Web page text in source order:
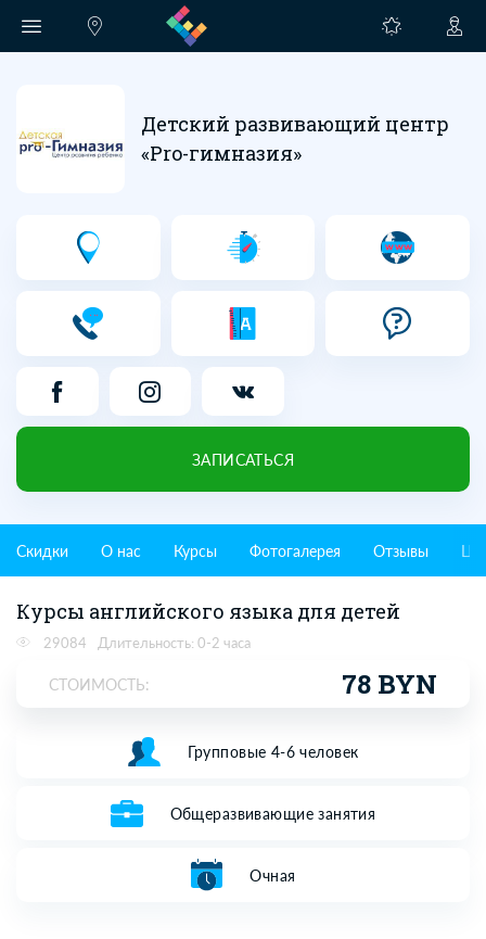
Детский развивающий центр
«Pro-гимназия»
ЗАПИСАТЬСЯ
Скидки О нас Курсы Фотогалерея Отзывы
Курсы английского языка для детей
29084 Длительность: 0-2 часа
СТОИМОСТЬ: 78 BYN
Групповые 4-6 человек
Общеразвивающие занятия
Очная